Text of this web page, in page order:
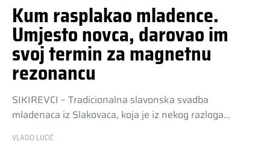
Kum rasplakao mladence.
Umjesto novca, darovao im
svoj termin za magnetnu
rezonancu
SIKIREVCI – Tradicionalna slavonska svadba
mladenaca iz Slakovaca, koja je iz nekog razloga…
VLADO LUCIĆ